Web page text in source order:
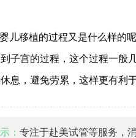
儿移植的过程又是什么样的
子宫的过程，这个过程一般
息，避免劳累，这样更有利
： 专注于赴美试管等服务，